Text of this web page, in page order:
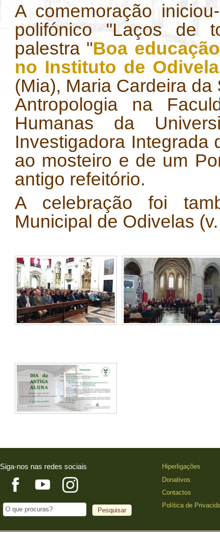
A comemoração
polifónico "Laços de
palestra "Boa
no Instituto de
(Mia), Maria Cardeira
Antropologia na
Humanas da
Investigadora Integrada
ao mosteiro e de um
antigo refeitório.
A celebração foi
Municipal de Odivelas
Siga-nos nas redes sociais
Hiperligações
Donativos
Contactos
Política de